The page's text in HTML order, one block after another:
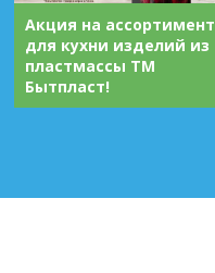
Акция на ассортимент
для кухни изделий из
пластмассы ТМ
Бытпласт!